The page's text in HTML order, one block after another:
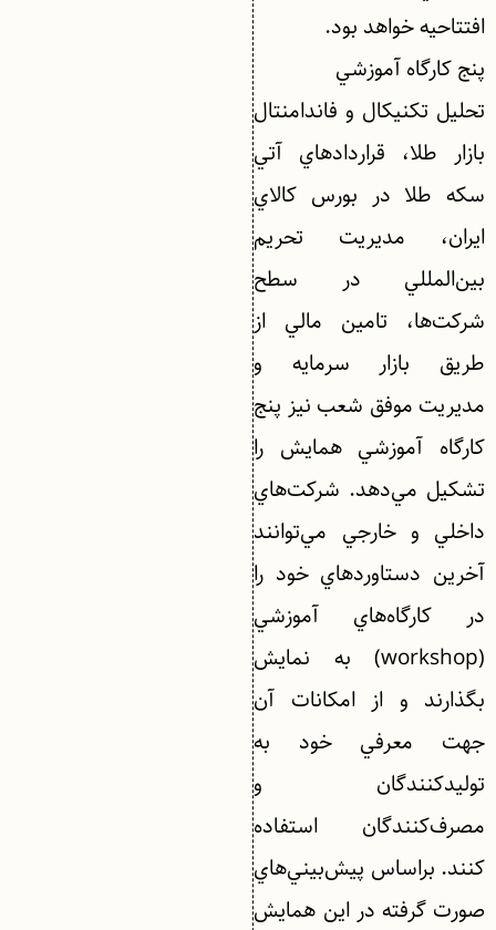
افتتاحيه خواهد بود.
پنج كارگاه آموزشي
تحليل تكنيكال و فاندامنتال
بازار طلا، قراردادهاي آتي
سكه طلا در بورس كالاي
ايران، مديريت تحريم
بين‌المللي در سطح
شركت‌ها، تامين مالي از
طريق بازار سرمايه و
مديريت موفق شعب نيز پنج
كارگاه آموزشي همايش را
تشكيل مي‌دهد. شركت‌هاي
داخلي و خارجي مي‌توانند
آخرين دستاوردهاي خود را
در كارگاه‌هاي آموزشي
(workshop) به نمايش
بگذارند و از امكانات آن
جهت معرفي خود به
توليدكنندگان و
مصرف‌كنندگان استفاده
كنند. براساس پيش‌بيني‌هاي
صورت گرفته در اين همايش